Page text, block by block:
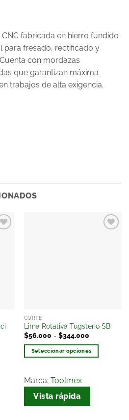
fabricada en hierro fundido
para fresado, rectificado y
con mordazas
que garantizan máxima
trabajos de alta exigencia.
CORTE
Lima Rotativa Tugsteno SB
$56.000 - $344.000
Seleccionar opciones
Marca: Toolmex
Vista rápida